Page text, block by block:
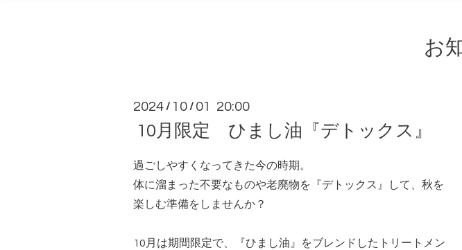
お
2024 / 10 / 01 20:00
10月限定 ひまし油『デトックス』
過ごしやすくなってきた今の時期。
体に溜まった不要なものや老廃物を『デトックス』して、秋を
楽しむ準備をしませんか？
10月は期間限定で、『ひまし油』をブレンドしたトリートメン